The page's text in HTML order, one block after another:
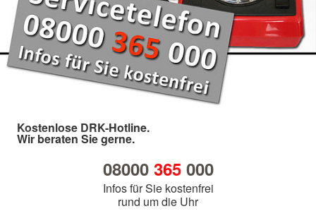
Kostenlose DRK-Hotline.
Wir beraten Sie gerne.
08000 365000
Infos für Sie kostenfrei
rund um die Uhr